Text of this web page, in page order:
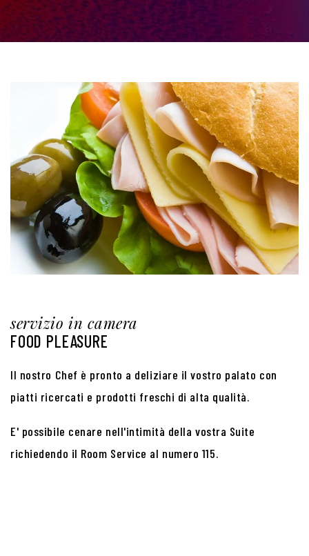
servizio in camera
FOOD PLEASURE
Il nostro Chef è pronto a deliziare il vostro palato con
piatti ricercati e prodotti freschi di alta qualità.
E' possibile cenare nell'intimità della vostra Suite
richiedendo il Room Service al numero 115.